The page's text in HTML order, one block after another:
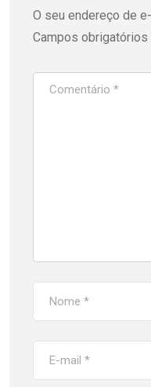
O seu endereço de
Campos